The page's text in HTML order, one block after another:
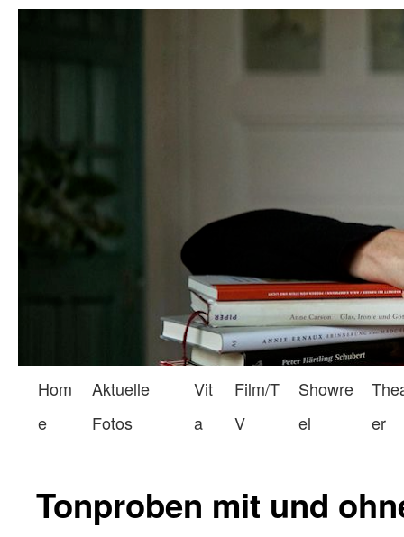
Hom
e
Aktuelle
Fotos
Vit
a
Film/T
V
Showre
el
er
Tonproben mit und